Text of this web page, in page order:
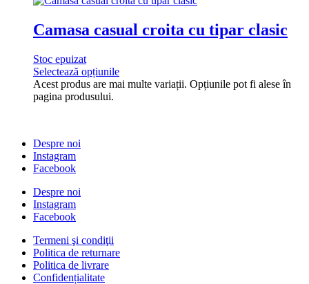
Camasa casual croita cu tipar clasic
Stoc epuizat
Selectează opțiunile
Acest produs are mai multe variații. Opțiunile pot fi alese în
pagina produsului.
Despre noi
Instagram
Facebook
Despre noi
Instagram
Facebook
Termeni şi condiţii
Politica de returnare
Politica de livrare
Confidențialitate